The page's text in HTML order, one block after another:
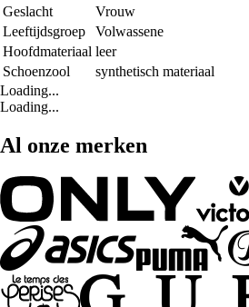
Geslacht
Vrouw
Leeftijdsgroep
Volwassene
Hoofdmateriaal leer
Schoenzool
synthetisch materiaal
Loading...
Loading...
Al onze merken